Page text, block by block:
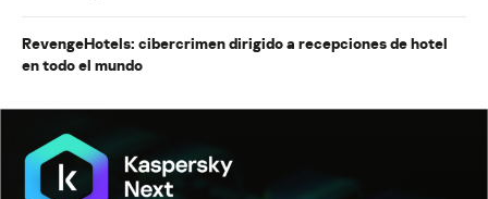
RevengeHotels: cibercrimen dirigido a recepciones de hotel
en todo el mundo